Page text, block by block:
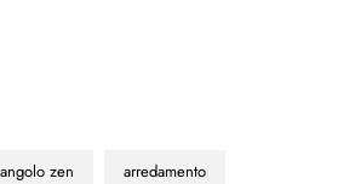
angolo zen arredamento